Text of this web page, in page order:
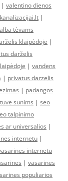
| valentino dienos
|
tėvams
klaipėdoje |
darželis
| vandens
| privatus darzelis
| padangos
sunims | seo
talpinimo
ar universalios |
internetu |
internetu
| vasarines
populiarios